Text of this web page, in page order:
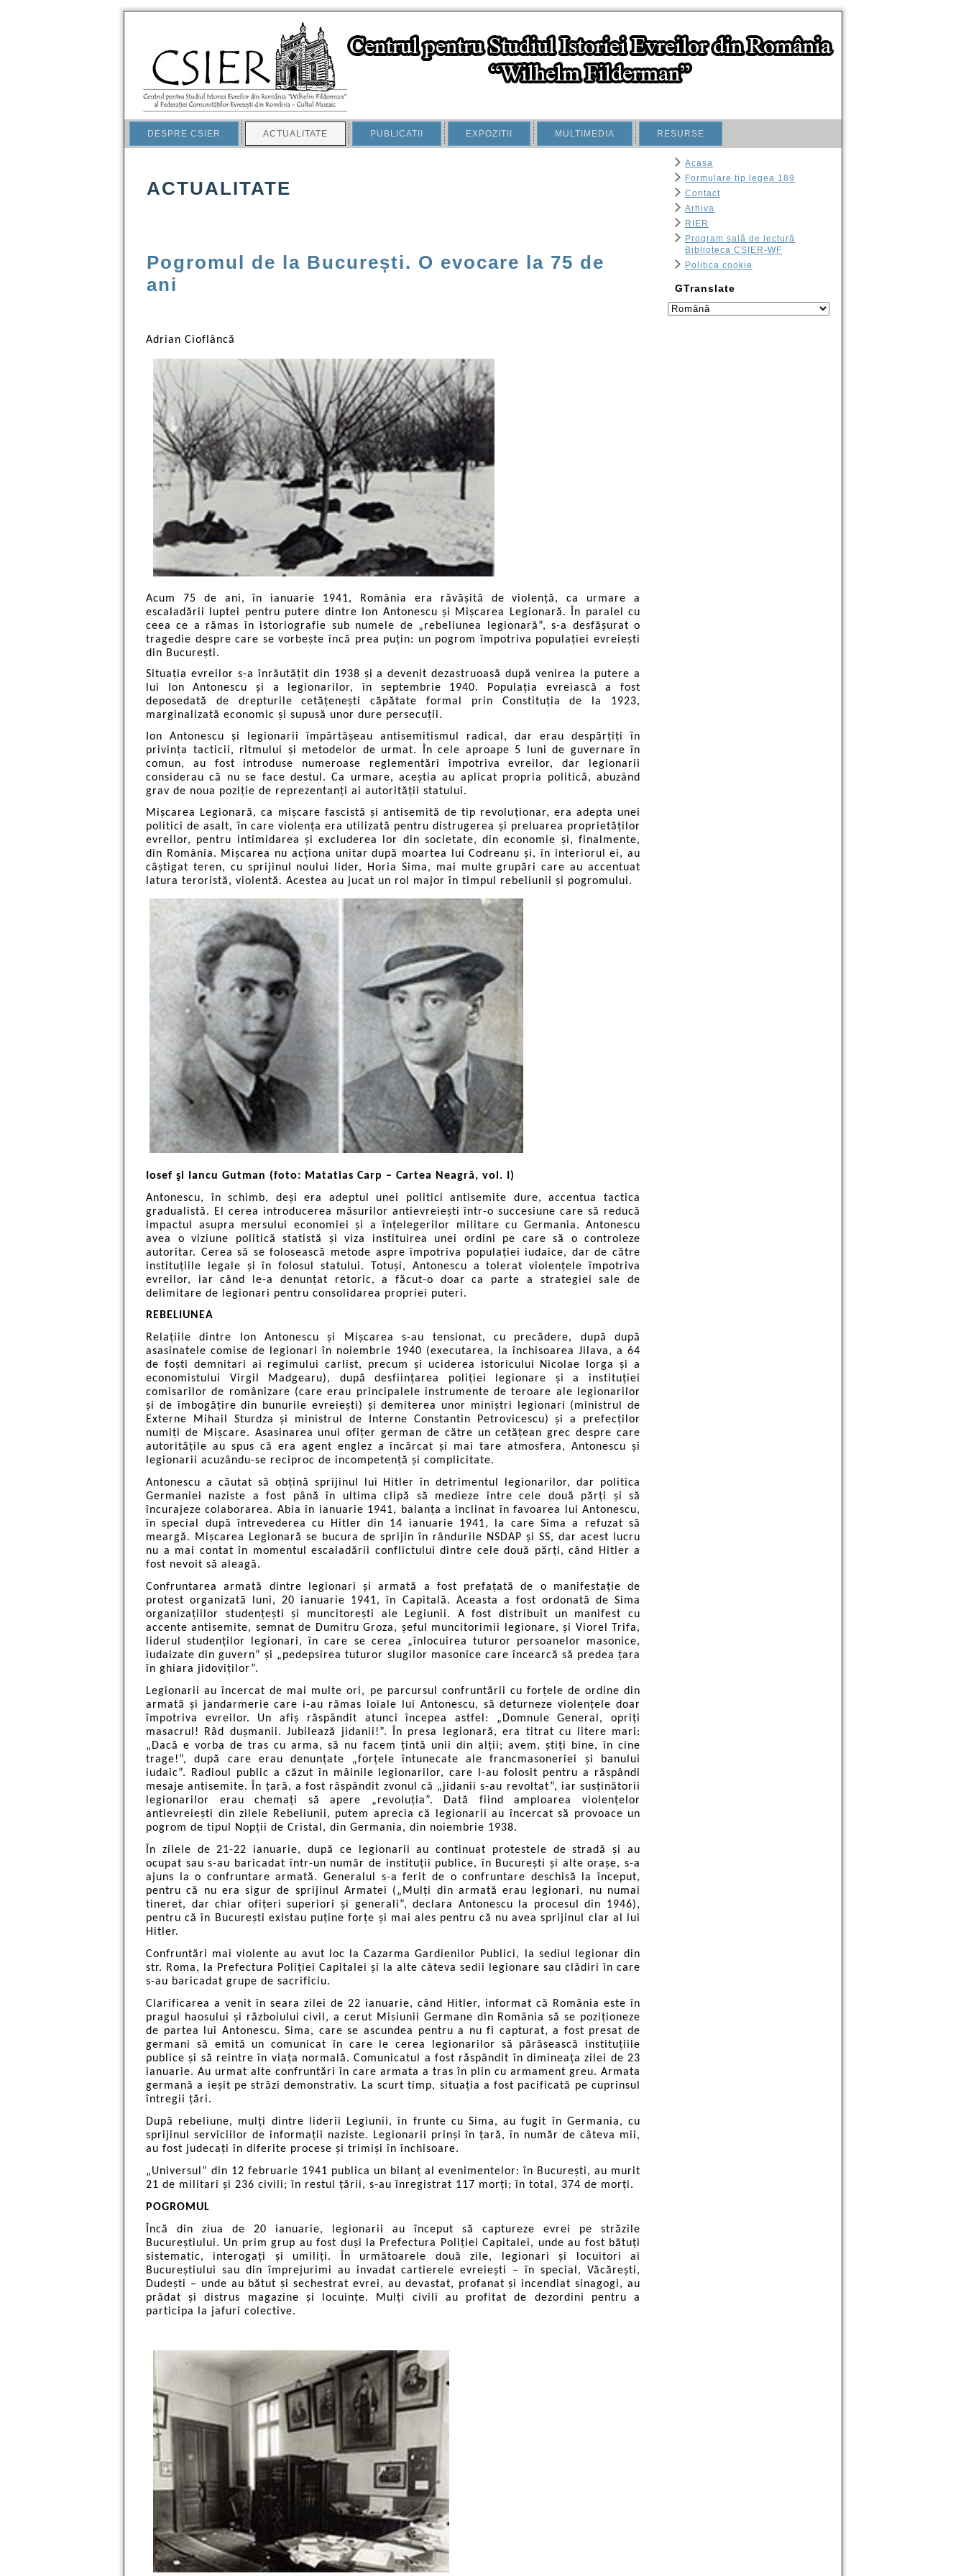
DESPRE CSIER ACTUALITATE PUBLICATII EXPOZITII MULTIMEDIA RESURSE
ACTUALITATE
Pogromul de la București. O evocare la 75 de
ani
Adrian Cioflâncă
Acum 75 de ani, în ianuarie 1941, România era răvășită de violență, ca urmare a
escaladării luptei pentru putere dintre Ion Antonescu și Mișcarea Legionară. În paralel cu
ceea ce a rămas în istoriografie sub numele de „rebeliunea legionară”, s-a desfășurat o
tragedie despre care se vorbește încă prea puțin: un pogrom împotriva populației evreiești
din București.
Situația evreilor s-a înrăutățit din 1938 și a devenit dezastruoasă după venirea la putere a
lui Ion Antonescu și a legionarilor, în septembrie 1940. Populația evreiască a fost
deposedată de drepturile cetățenești căpătate formal prin Constituția de la 1923,
marginalizată economic și supusă unor dure persecuții.
Ion Antonescu și legionarii împărtășeau antisemitismul radical, dar erau despărțiți în
privința tacticii, ritmului și metodelor de urmat. În cele aproape 5 luni de guvernare în
comun, au fost introduse numeroase reglementări împotriva evreilor, dar legionarii
considerau că nu se face destul. Ca urmare, aceștia au aplicat propria politică, abuzând
grav de noua poziție de reprezentanți ai autorității statului.
Mișcarea Legionară, ca mișcare fascistă și antisemită de tip revoluționar, era adepta unei
politici de asalt, în care violența era utilizată pentru distrugerea și preluarea proprietăților
evreilor, pentru intimidarea și excluderea lor din societate, din economie și, finalmente,
din România. Mișcarea nu acționa unitar după moartea lui Codreanu și, în interiorul ei, au
câștigat teren, cu sprijinul noului lider, Horia Sima, mai multe grupări care au accentuat
latura teroristă, violentă. Acestea au jucat un rol major în timpul rebeliunii și pogromului.
Iosef şi Iancu Gutman (foto: Matatias Carp – Cartea Neagră, vol. I)
Antonescu, în schimb, deși era adeptul unei politici antisemite dure, accentua tactica
gradualistă. El cerea introducerea măsurilor antievreiești într-o succesiune care să reducă
impactul asupra mersului economiei și a înțelegerilor militare cu Germania. Antonescu
avea o viziune politică statistă și viza instituirea unei ordini pe care să o controleze
autoritar. Cerea să se folosească metode aspre împotriva populației iudaice, dar de către
instituțiile legale și în folosul statului. Totuși, Antonescu a tolerat violențele împotriva
evreilor, iar când le-a denunțat retoric, a făcut-o doar ca parte a strategiei sale de
delimitare de legionari pentru consolidarea propriei puteri.
REBELIUNEA
Relațiile dintre Ion Antonescu și Mișcarea s-au tensionat, cu precădere, după după
asasinatele comise de legionari în noiembrie 1940 (executarea, la închisoarea Jilava, a 64
de foști demnitari ai regimului carlist, precum și uciderea istoricului Nicolae Iorga și a
economistului Virgil Madgearu), după desființarea poliției legionare și a instituției
comisarilor de românizare (care erau principalele instrumente de teroare ale legionarilor
și de îmbogățire din bunurile evreiești) și demiterea unor miniștri legionari (ministrul de
Externe Mihail Sturdza și ministrul de Interne Constantin Petrovicescu) și a prefecților
numiți de Mișcare. Asasinarea unui ofițer german de către un cetățean grec despre care
autoritățile au spus că era agent englez a încărcat și mai tare atmosfera, Antonescu și
legionarii acuzându-se reciproc de incompetență și complicitate.
Antonescu a căutat să obțină sprijinul lui Hitler în detrimentul legionarilor, dar politica
Germaniei naziste a fost până în ultima clipă să medieze între cele două părți și să
încurajeze colaborarea. Abia în ianuarie 1941, balanța a înclinat în favoarea lui Antonescu,
în special după întrevederea cu Hitler din 14 ianuarie 1941, la care Sima a refuzat să
meargă. Mișcarea Legionară se bucura de sprijin în rândurile NSDAP și SS, dar acest lucru
nu a mai contat în momentul escaladării conflictului dintre cele două părți, când Hitler a
fost nevoit să aleagă.
Confruntarea armată dintre legionari și armată a fost prefațată de o manifestație de
protest organizată luni, 20 ianuarie 1941, în Capitală. Aceasta a fost ordonată de Sima
organizațiilor studențești și muncitorești ale Legiunii. A fost distribuit un manifest cu
accente antisemite, semnat de Dumitru Groza, șeful muncitorimii legionare, și Viorel Trifa,
liderul studenților legionari, în care se cerea „înlocuirea tuturor persoanelor masonice,
iudaizate din guvern” și „pedepsirea tuturor slugilor masonice care încearcă să predea țara
în ghiara jidoviților”.
Legionarii au încercat de mai multe ori, pe parcursul confruntării cu forțele de ordine din
armată și jandarmerie care i-au rămas loiale lui Antonescu, să deturneze violențele doar
împotriva evreilor. Un afiș răspândit atunci începea astfel: „Domnule General, opriți
masacrul! Râd dușmanii. Jubilează jidanii!”. În presa legionară, era titrat cu litere mari:
„Dacă e vorba de tras cu arma, să nu facem țintă unii din alții; avem, știți bine, în cine
trage!”, după care erau denunțate „forțele întunecate ale francmasoneriei și banului
iudaic”. Radioul public a căzut în mâinile legionarilor, care l-au folosit pentru a răspândi
mesaje antisemite. În țară, a fost răspândit zvonul că „jidanii s-au revoltat”, iar susținătorii
legionarilor erau chemați să apere „revoluția”. Dată fiind amploarea violențelor
antievreiești din zilele Rebeliunii, putem aprecia că legionarii au încercat să provoace un
pogrom de tipul Nopții de Cristal, din Germania, din noiembrie 1938.
În zilele de 21-22 ianuarie, după ce legionarii au continuat protestele de stradă și au
ocupat sau s-au baricadat într-un număr de instituții publice, în București și alte orașe, s-a
ajuns la o confruntare armată. Generalul s-a ferit de o confruntare deschisă la început,
pentru că nu era sigur de sprijinul Armatei („Mulți din armată erau legionari, nu numai
tineret, dar chiar ofițeri superiori și generali”, declara Antonescu la procesul din 1946),
pentru că în București existau puține forțe și mai ales pentru că nu avea sprijinul clar al lui
Hitler.
Confruntări mai violente au avut loc la Cazarma Gardienilor Publici, la sediul legionar din
str. Roma, la Prefectura Poliției Capitalei și la alte câteva sedii legionare sau clădiri în care
s-au baricadat grupe de sacrificiu.
Clarificarea a venit în seara zilei de 22 ianuarie, când Hitler, informat că România este în
pragul haosului și războiului civil, a cerut Misiunii Germane din România să se poziționeze
de partea lui Antonescu. Sima, care se ascundea pentru a nu fi capturat, a fost presat de
germani să emită un comunicat în care le cerea legionarilor să părăsească instituțiile
publice și să reintre în viața normală. Comunicatul a fost răspândit în dimineața zilei de 23
ianuarie. Au urmat alte confruntări în care armata a tras în plin cu armament greu. Armata
germană a ieșit pe străzi demonstrativ. La scurt timp, situația a fost pacificată pe cuprinsul
întregii țări.
După rebeliune, mulți dintre liderii Legiunii, în frunte cu Sima, au fugit în Germania, cu
sprijinul serviciilor de informații naziste. Legionarii prinși în țară, în număr de câteva mii,
au fost judecați în diferite procese și trimiși în închisoare.
„Universul” din 12 februarie 1941 publica un bilanț al evenimentelor: în București, au murit
21 de militari și 236 civili; în restul țării, s-au înregistrat 117 morți; în total, 374 de morți.
POGROMUL
Încă din ziua de 20 ianuarie, legionarii au început să captureze evrei pe străzile
Bucureștiului. Un prim grup au fost duși la Prefectura Poliției Capitalei, unde au fost bătuți
sistematic, interogați și umiliți. În următoarele două zile, legionari și locuitori ai
Bucureștiului sau din împrejurimi au invadat cartierele evreiești – în special, Văcărești,
Dudești – unde au bătut și sechestrat evrei, au devastat, profanat și incendiat sinagogi, au
prădat și distrus magazine și locuințe. Mulți civili au profitat de dezordini pentru a
participa la jafuri colective.
Acasa
Formulare tip legea 189
Contact
Arhiva
RIER
Program sală de lectură
Biblioteca CSIER-WF
Politica cookie
GTranslate